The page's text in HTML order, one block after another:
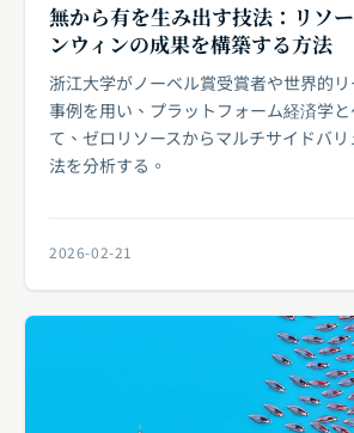
無から有を生み出す技法：リソ
ンウィンの成果を構築する方法
浙江大学がノーベル賞受賞者や世界的
事例を用い、プラットフォーム経済学
て、ゼロリソースからマルチサイドバ
法を分析する。
2026-02-21